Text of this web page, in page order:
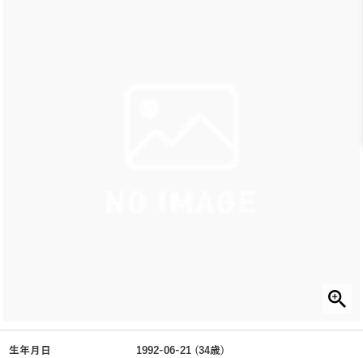
生年月日
1992-06-21 (34歳)